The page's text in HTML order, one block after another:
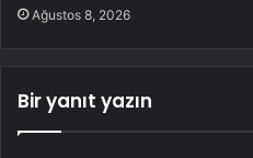
Ağustos 8, 2026
Bir yanıt yazın